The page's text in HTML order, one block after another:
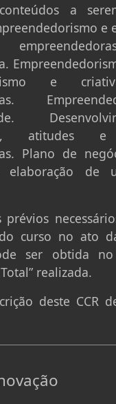
a
e
e
atitudes e
Plano de
elaboração de
prévios
curso no ato
ser obtida
realizada.
deste CCR